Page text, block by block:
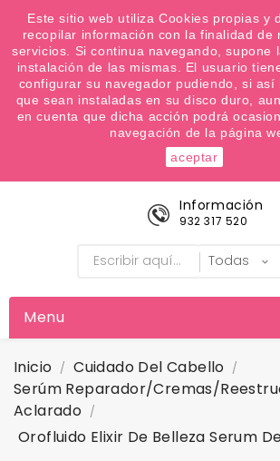
¿Quiere conocer las próximas
semana? Apúntate a nuestra

Información
932 317 520
Menu
Inicio
Cuidado Del Cabello
Serúm Reparador/cremas/
Aclarado
Orofluido Elixir De Belleza Serum
Este sitio web utiliza Cookies propias y
recopilar información con la finalidad de
servicios. Si continua navegando, supone
instalación de las mismas. El usuario
configurar su navegador pudiendo, si así
que sean instaladas en su disco duro,
en cuenta que dicha acción podrá
navegación de la página
aceptar